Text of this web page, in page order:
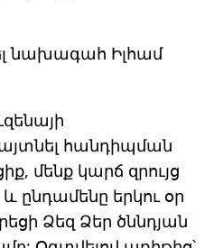
նախագահ Իլհամ
հանդիպման
մենք կարճ զրույց
ընդամենը երկու օր
Ձեզ Ձեր ծննդյան